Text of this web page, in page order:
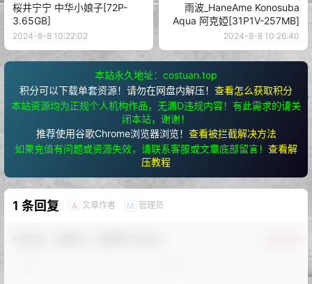
桜井宁宁 中华小娘子[72P-
3.65GB]
2024-8-8 10:22:02
雨波_HaneAme Konosuba
Aqua 阿克婭[31P1V-257MB]
2024-8-8 10:26:40
本站永久地址：costuan.top
积分可以下载单套资源！请勿在网盘内解压！ 查看怎么获取积分
本站资源均为正规个人机构作品，无漏D违规内容！有此需求的请关
闭本站，谢谢！
推荐使用谷歌Chrome浏览器浏览！ 查看被拦截解决方法
如果充值有问题或资源失效，请联系客服或文章底部留言！ 查看解
压教程
1 条回复 A 文章作者 M 管理员